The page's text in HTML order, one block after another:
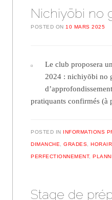
Nichiyōbi no
POSTED ON 10 MARS 2025
Le club proposera
2024 : nichiyōbi no
pratiquants confirmés
POSTED IN INFORMATIONS
DIMANCHE ,GRADES ,
PERFECTIONNEMENT,
Stage de